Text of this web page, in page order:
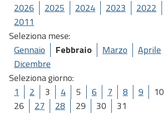
2026
2025 2024 2023 2022
2011
Seleziona mese:
Gennaio
Febbraio Marzo Aprile
Dicembre
Seleziona giorno:
1
2 3 4 5 6 7 8 9 10
26
27 28 29 30 31